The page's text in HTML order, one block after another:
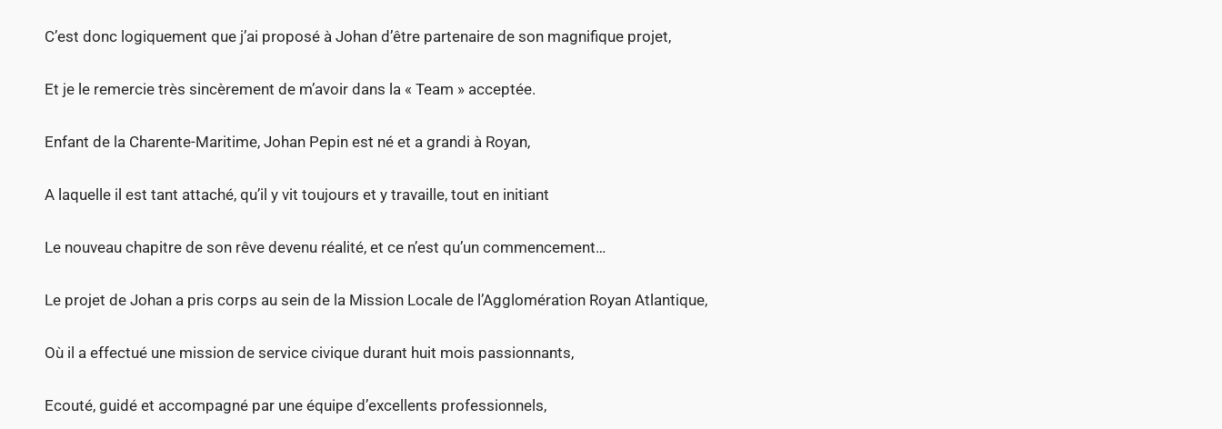
C’est donc logiquement que j’ai proposé à Johan d’être partenaire de son magnifique projet,
Et je le remercie très sincèrement de m’avoir dans la « Team » acceptée.
Enfant de la Charente-Maritime, Johan Pepin est né et a grandi à Royan,
A laquelle il est tant attaché, qu’il y vit toujours et y travaille, tout en initiant
Le nouveau chapitre de son rêve devenu réalité, et ce n’est qu’un commencement…
Le projet de Johan a pris corps au sein de la Mission Locale de l’Agglomération Royan Atlantique,
Où il a effectué une mission de service civique durant huit mois passionnants,
Ecouté, guidé et accompagné par une équipe d’excellents professionnels,